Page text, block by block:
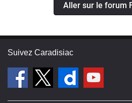
Aller sur le forum
Suivez Caradisiac